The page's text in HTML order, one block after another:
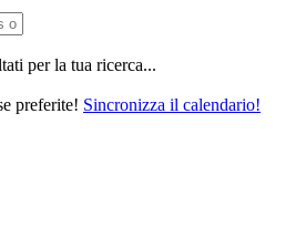
per la tua ricerca...
preferite! Sincronizza il calendario!